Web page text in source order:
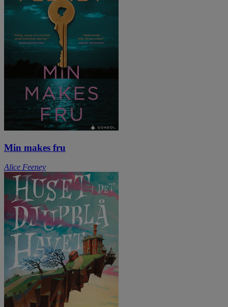
Min makes fru
Alice Feeney